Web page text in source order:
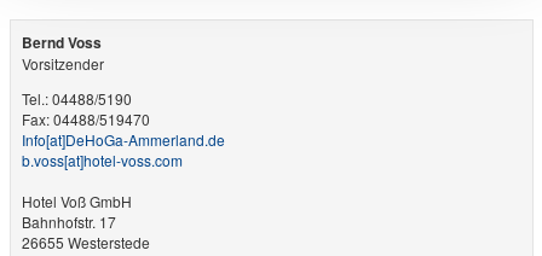
Bernd Voss
Vorsitzender
Tel.: 04488/5190
Fax: 04488/519470
Info​[at]​DeHoGa-Ammerland.de
b.voss​[at]​hotel-voss.com
Hotel Voß GmbH
Bahnhofstr. 17
26655 Westerstede